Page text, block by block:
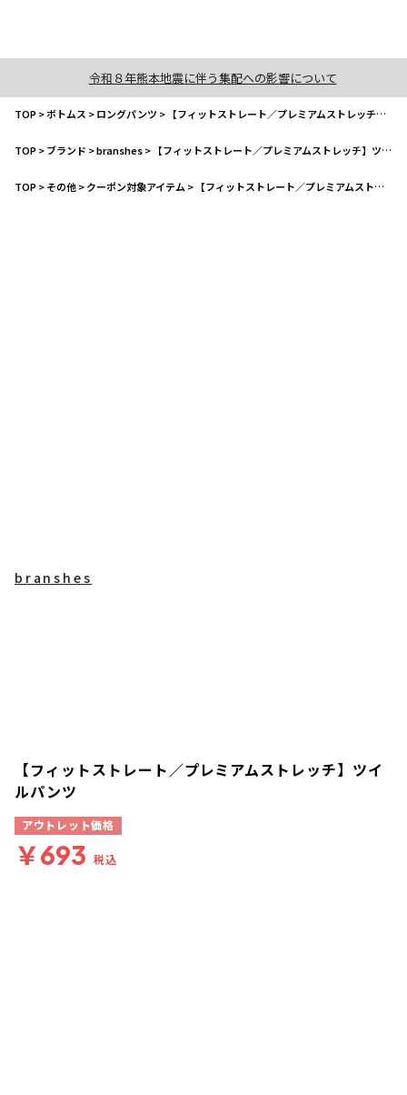
令和８年熊本地震に伴う集配への影響について
TOP>ボトムス >ロングパンツ > 【フィットストレート／プレミアムストレッチ】ツイルパンツ
TOP>ブランド >branshes> 【フィットストレート／プレミアムストレッチ】ツイルパンツ
TOP>その他>クーポン対象アイテム > 【フィットストレート／プレミアムストレッチ】ツイルパンツ
branshes
【フィットストレート／プレミアムストレッチ】ツイ
ルパンツ
アウトレット価格
￥693 税込